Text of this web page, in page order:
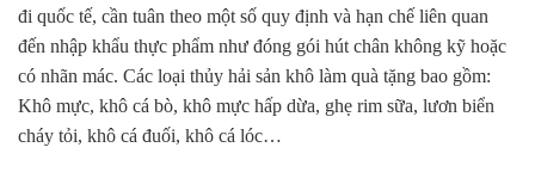
đi quốc tế, cần tuân theo một số quy định và hạn chế liên quan
đến nhập khẩu thực phẩm như đóng gói hút chân không kỹ hoặc
có nhãn mác. Các loại thủy hải sản khô làm quà tặng bao gồm:
Khô mực, khô cá bò, khô mực hấp dừa, ghẹ rim sữa, lươn biển
cháy tỏi, khô cá đuối, khô cá lóc…